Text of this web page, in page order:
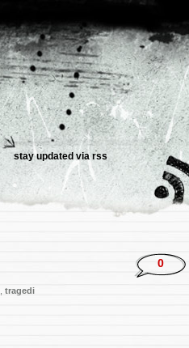
stay updated viarss
tragedi
0